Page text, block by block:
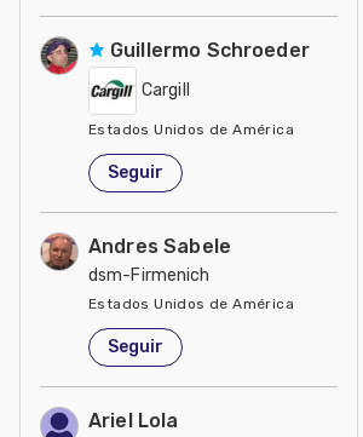
Guillermo Schroeder
Cargill
Estados Unidos de América
Seguir
Andres Sabele
dsm-Firmenich
Estados Unidos de América
Seguir
Ariel Lola